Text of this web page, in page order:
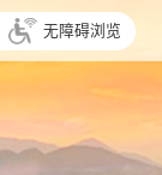
无障碍浏览